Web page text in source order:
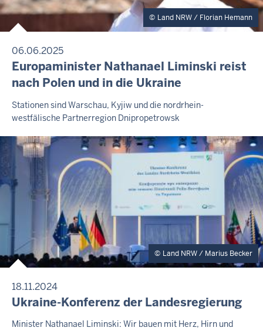
s
t
2
2
6
-
:
Land NRW / Florian Hemann
06.06.2025
P
E
S
E
I
G
Europaminister Nathanael Liminski reist
nach Polen und in die Ukraine
F
r
e
a
A
u
g
u
t
Stationen sind Warschau, Kyjiw und die nordrhein-
westfälische Partnerregion Dnipropetrowsk
Land NRW / Marius Becker
18.11.2024
P
E
Ukraine-Konferenz der Landesregierung
F
Minister Nathanael Liminski: Wir bauen mit Herz, Hirn und